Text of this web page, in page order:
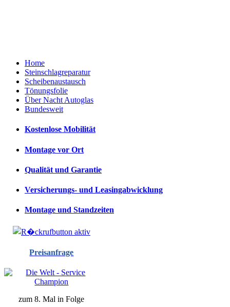
Home
Steinschlagreparatur
Scheibenaustausch
Tönungsfolie
Über Nacht Autoglas
Bundesweit
Kostenlose Mobilität
Montage vor Ort
Qualität und Garantie
Versicherungs- und Leasingabwicklung
Montage und Standzeiten
Preisanfrage
zum 8. Mal in Folge